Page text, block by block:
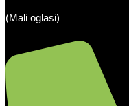
(Mali oglasi)